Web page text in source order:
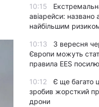
10:15
авіарейси: названо
найбільшим
10:13
З вересня
Європи можуть
правила EES
10:12
Є ще багато
зробив жорсткий
дрони